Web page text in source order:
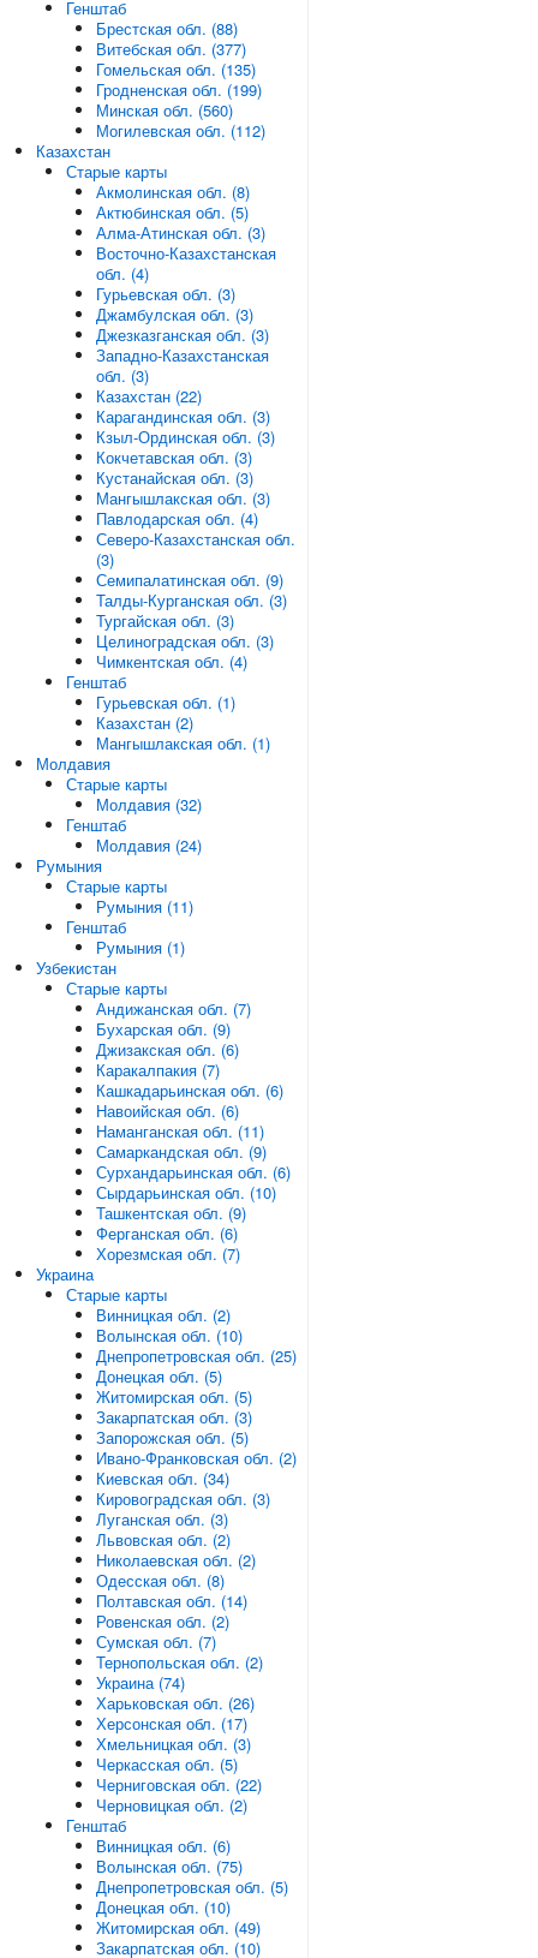
Генштаб
Брестская обл. (88)
Витебская обл. (377)
Гомельская обл. (135)
Гродненская обл. (199)
Минская обл. (560)
Могилевская обл. (112)
Казахстан
Старые карты
Акмолинская обл. (8)
Актюбинская обл. (5)
Алма-Атинская обл. (3)
Восточно-Казахстанская
обл. (4)
Гурьевская обл. (3)
Джамбулская обл. (3)
Джезказганская обл. (3)
Западно-Казахстанская
обл. (3)
Казахстан (22)
Карагандинская обл. (3)
Кзыл-Ординская обл. (3)
Кокчетавская обл. (3)
Кустанайская обл. (3)
Мангышлакская обл. (3)
Павлодарская обл. (4)
Северо-Казахстанская обл.
(3)
Семипалатинская обл. (9)
Талды-Курганская обл. (3)
Тургайская обл. (3)
Целиноградская обл. (3)
Чимкентская обл. (4)
Генштаб
Гурьевская обл. (1)
Казахстан (2)
Мангышлакская обл. (1)
Молдавия
Старые карты
Молдавия (32)
Генштаб
Молдавия (24)
Румыния
Старые карты
Румыния (11)
Генштаб
Румыния (1)
Узбекистан
Старые карты
Андижанская обл. (7)
Бухарская обл. (9)
Джизакская обл. (6)
Каракалпакия (7)
Кашкадарьинская обл. (6)
Навоийская обл. (6)
Наманганская обл. (11)
Самаркандская обл. (9)
Сурхандарьинская обл. (6)
Сырдарьинская обл. (10)
Ташкентская обл. (9)
Ферганская обл. (6)
Хорезмская обл. (7)
Украина
Старые карты
Винницкая обл. (2)
Волынская обл. (10)
Днепропетровская обл. (25)
Донецкая обл. (5)
Житомирская обл. (5)
Закарпатская обл. (3)
Запорожская обл. (5)
Ивано-Франковская обл. (2)
Киевская обл. (34)
Кировоградская обл. (3)
Луганская обл. (3)
Львовская обл. (2)
Николаевская обл. (2)
Одесская обл. (8)
Полтавская обл. (14)
Ровенская обл. (2)
Сумская обл. (7)
Тернопольская обл. (2)
Украина (74)
Харьковская обл. (26)
Херсонская обл. (17)
Хмельницкая обл. (3)
Черкасская обл. (5)
Черниговская обл. (22)
Черновицкая обл. (2)
Генштаб
Винницкая обл. (6)
Волынская обл. (75)
Днепропетровская обл. (5)
Донецкая обл. (10)
Житомирская обл. (49)
Закарпатская обл. (10)